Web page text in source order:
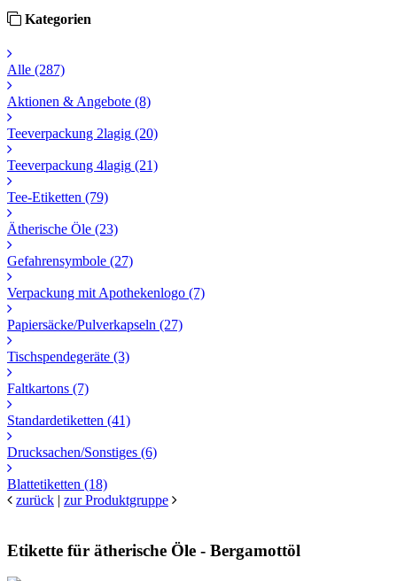
Kategorien
Alle (287)
Aktionen & Angebote (8)
Teeverpackung 2lagig (20)
Teeverpackung 4lagig (21)
Tee-Etiketten (79)
Ätherische Öle (23)
Gefahrensymbole (27)
Verpackung mit Apothekenlogo (7)
Papiersäcke/Pulverkapseln (27)
Tischspendegeräte (3)
Faltkartons (7)
Standardetiketten (41)
Drucksachen/Sonstiges (6)
Blattetiketten (18)
zurück | zur Produktgruppe
Etikette für ätherische Öle - Bergamottöl